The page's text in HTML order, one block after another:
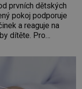
prvních dětských
pokoj podporuje
a reaguje na
dítěte. Pro
klidně a útulně.